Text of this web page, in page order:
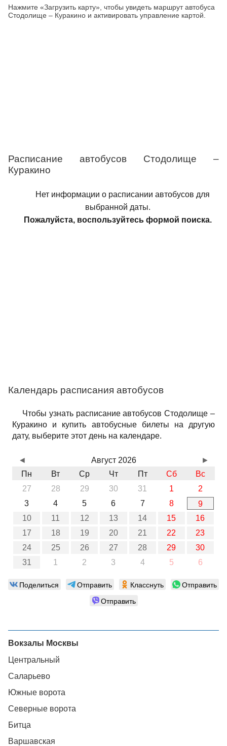
Нажмите «Загрузить карту», чтобы увидеть маршрут автобуса
Стодолище – Куракино и активировать управление картой.
Расписание автобусов Стодолище –
Куракино
Нет информации о расписании автобусов для
выбранной даты.
Пожалуйста, воспользуйтесь формой поиска.
Календарь расписания автобусов
Чтобы узнать расписание автобусов Стодолище –
Куракино и купить автобусные билеты на другую
дату, выберите этот день на календаре.
Август 2026
Пн
Вт Ср Чт Пт Сб
Вс
27
28 29 30 31 1
2
3
4 5 6 7 8
9
10
11 12 13 14 15
16
17
18 19 20 21 22
23
24
25 26 27 28 29
30
31
1 2 3 4 5 6
◄ ►
Поделиться Отправить Класснуть
Отправить
Отправить
Вокзалы Москвы
Центральный
Саларьево
Южные ворота
Северные ворота
Битца
Варшавская